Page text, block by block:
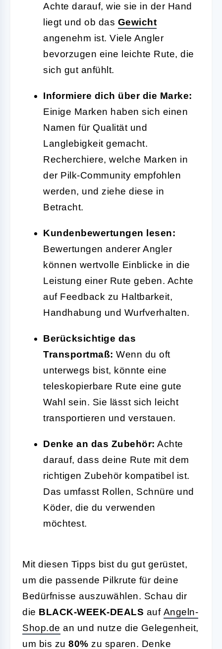
Achte darauf, wie sie in der Hand
liegt und ob das Gewicht
angenehm ist. Viele Angler
bevorzugen eine leichte Rute, die
sich gut anfühlt.
Informiere dich über die Marke:
Einige Marken haben sich einen
Namen für Qualität und
Langlebigkeit gemacht.
Recherchiere, welche Marken in
der Pilk-Community empfohlen
werden, und ziehe diese in
Betracht.
Kundenbewertungen lesen:
Bewertungen anderer Angler
können wertvolle Einblicke in die
Leistung einer Rute geben. Achte
auf Feedback zu Haltbarkeit,
Handhabung und Wurfverhalten.
Berücksichtige das
Transportmaß: Wenn du oft
unterwegs bist, könnte eine
teleskopierbare Rute eine gute
Wahl sein. Sie lässt sich leicht
transportieren und verstauen.
Denke an das Zubehör: Achte
darauf, dass deine Rute mit dem
richtigen Zubehör kompatibel ist.
Das umfasst Rollen, Schnüre und
Köder, die du verwenden
möchtest.
Mit diesen Tipps bist du gut gerüstet,
um die passende Pilkrute für deine
Bedürfnisse auszuwählen. Schau dir
die BLACK-WEEK-DEALS auf Angeln-
Shop.de an und nutze die Gelegenheit,
um bis zu 80% zu sparen. Denke